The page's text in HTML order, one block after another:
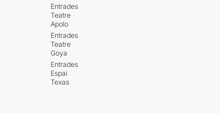
Entrades
Teatre
Apolo
Entrades
Teatre
Goya
Entrades
Espai
Texas